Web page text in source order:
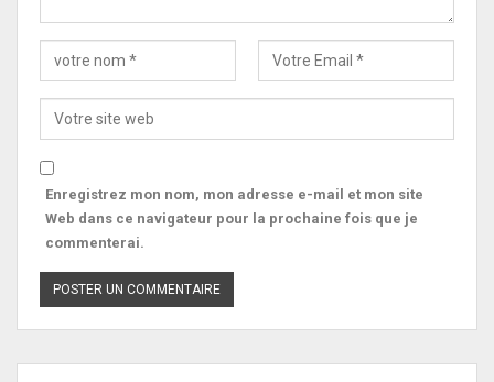
Enregistrez mon nom, mon adresse e-mail et mon site
Web dans ce navigateur pour la prochaine fois que je
commenterai.